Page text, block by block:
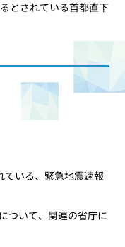
とされている首都直下
ている、緊急地震速報
ついて、関連の省庁に